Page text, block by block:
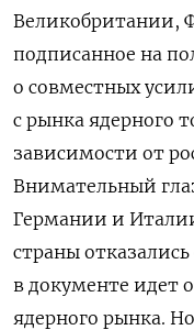
Великобритании,
подписанное на
о совместных
с рынка ядерного
зависимости от
Внимательный
Германии и
страны
в документе идет
ядерного рынка.